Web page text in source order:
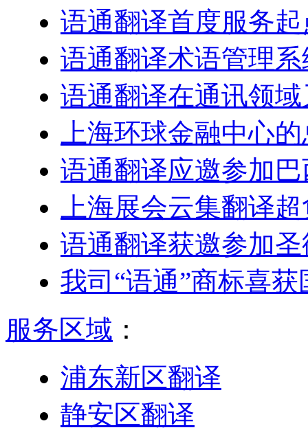
语通翻译首度服务
语通翻译术语管理
语通翻译在通讯领
上海环球金融中心
语通翻译应邀参加
上海展会云集翻译
语通翻译获邀参加
我司“语通”商标喜
服务区域 ：
浦东新区翻译
静安区翻译